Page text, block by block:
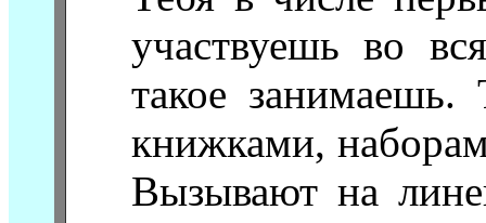
участвуешь во
такое
книжками,
Вызывают на